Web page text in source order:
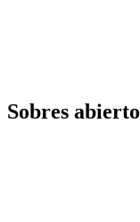
Sobres